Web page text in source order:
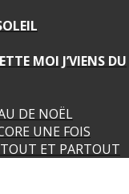
MOI J’VIENS DU
DE NOËL
UNE FOIS
ET PARTOUT